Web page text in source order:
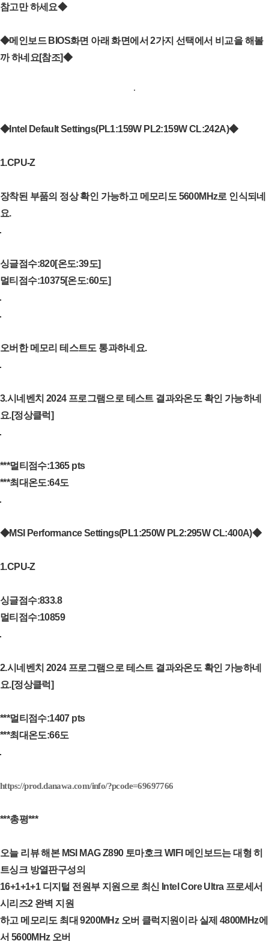
참고만 하세요◆
◆메인보드 BIOS화면 아래 화면에서 2가지 선택에서 비교을 해볼
까 하네요[참조]◆
◆Intel Default Settings(PL1:159W PL2:159W CL:242A)◆
1.CPU-Z
장착된 부품의 정상 확인 가능하고 메모리도 5600MHz로 인식되네
요.
싱글점수:820[온도:39도]
멀티점수:10375[온도:60도]
오버한 메모리 테스트도 통과하네요.
3.시네벤치 2024 프로그램으로 테스트 결과와온도 확인 가능하네
요.[정상클럭]
***멀티점수:1365 pts
***최대온도:64도
◆MSI Performance Settings(PL1:250W PL2:295W CL:400A)◆
1.CPU-Z
싱글점수:833.8
멀티점수:10859
2.시네벤치 2024 프로그램으로 테스트 결과와온도 확인 가능하네
요.[정상클럭]
***멀티점수:1407 pts
***최대온도:66도
https://prod.danawa.com/info/?pcode=69697766
***총평***
오늘 리뷰 해본 MSI MAG Z890 토마호크 WIFI 메인보드는 대형 히
트싱크 방열판구성의
16+1+1+1 디지털 전원부 지원으로 최신 Intel Core Ultra 프로세서
시리즈2 완벽 지원
하고 메모리도 최대 9200MHz 오버 클럭지원이라 실제 4800MHz에
서 5600MHz 오버